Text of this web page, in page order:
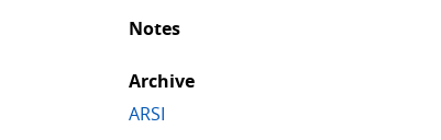
Notes
Archive
ARSI